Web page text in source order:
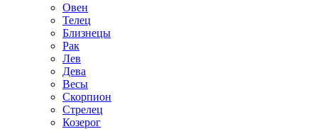
Овен
Телец
Близнецы
Рак
Лев
Дева
Весы
Скорпион
Стрелец
Козерог